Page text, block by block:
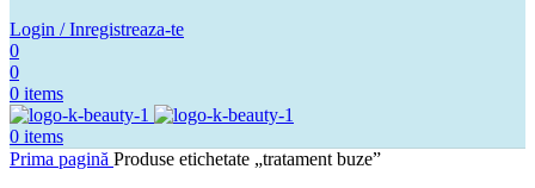
Login / Inregistreaza-te
0
0
0 items
0 items
Prima pagină Produse etichetate „tratament buze”